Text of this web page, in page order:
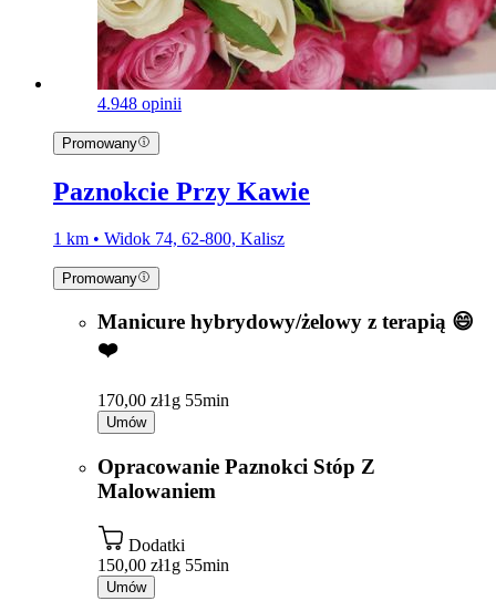
4.948 opinii
Promowany
Paznokcie Przy Kawie
1 km • Widok 74, 62-800, Kalisz
Promowany
Manicure hybrydowy/żelowy z terapią 😄
❤️
170,00 zł1g 55min
Umów
Opracowanie Paznokci Stóp Z
Malowaniem
Dodatki
150,00 zł1g 55min
Umów